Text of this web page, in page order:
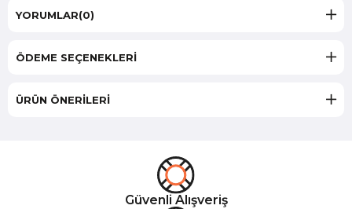
YORUMLAR(0)
ÖDEME SEÇENEKLERI
ÜRÜN ÖNERILERI
Güvenli Alışveriş